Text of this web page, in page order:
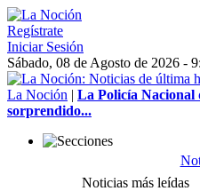
Regístrate
Iniciar Sesión
Sábado, 08 de Agosto de 2026 -
La Noción | La Policía Nacional
sorprendido...
Noticias más leídas